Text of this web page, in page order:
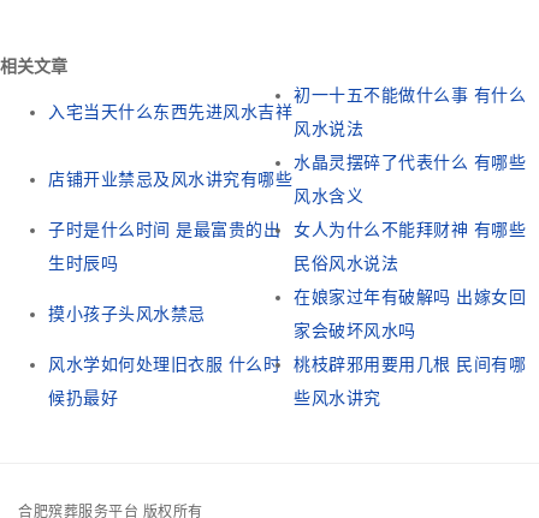
相关文章
入宅当天什么东西先进风水吉祥
初一十五不能做什么事 有什么
风水说法
店铺开业禁忌及风水讲究有哪些
水晶灵摆碎了代表什么 有哪些
风水含义
子时是什么时间 是最富贵的出
生时辰吗
女人为什么不能拜财神 有哪些
民俗风水说法
摸小孩子头风水禁忌
在娘家过年有破解吗 出嫁女回
家会破坏风水吗
风水学如何处理旧衣服 什么时
候扔最好
桃枝辟邪用要用几根 民间有哪
些风水讲究
合肥殡葬服务平台 版权所有